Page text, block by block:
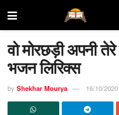
वो मोरछड़ी अपनी
भजन लिरिक्स
by Shekhar Mourya 16/10/2020